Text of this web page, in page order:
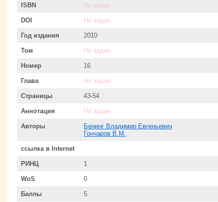
ISBN Не задан
DOI Не задан
Год издания 2010
Том Не задан
Номер 16
Глава Не задан
Страницы 43-54
Аннотация Не задан
Авторы
Бенинг Владимир Евгеньевич
Гончаров В.М.
ссылка в Internet
РИНЦ 1
WoS 0
Баллы 5